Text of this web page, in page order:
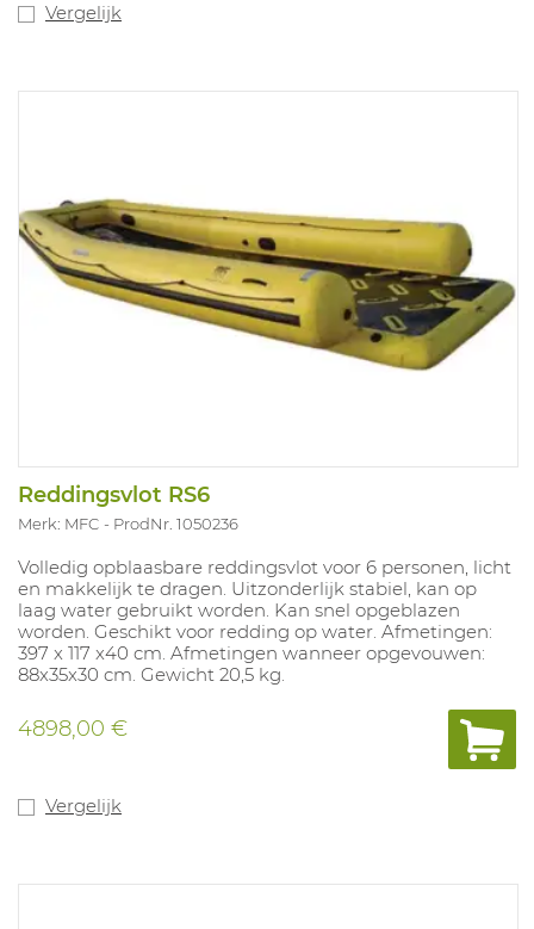
Vergelijk
Reddingsvlot RS6
Merk: MFC ProdNr. 1050236
Volledig opblaasbare reddingsvlot voor 6 personen, licht
en makkelijk te dragen. Uitzonderlijk stabiel, kan op
laag water gebruikt worden. Kan snel opgeblazen
worden. Geschikt voor redding op water. Afmetingen:
397 x 117 x40 cm. Afmetingen wanneer opgevouwen:
88x35x30 cm. Gewicht 20,5 kg.
4898,00 €
Vergelijk